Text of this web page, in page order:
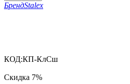
БрендStalex
КОД:КП-КлСш
Скидка 7%